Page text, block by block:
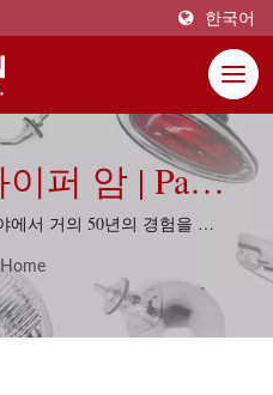
한국어
Co., Ltd.
에서 거의 50년의 경험을 가
싱 지식과 품질 관리 규율로
지원합니다.
Home